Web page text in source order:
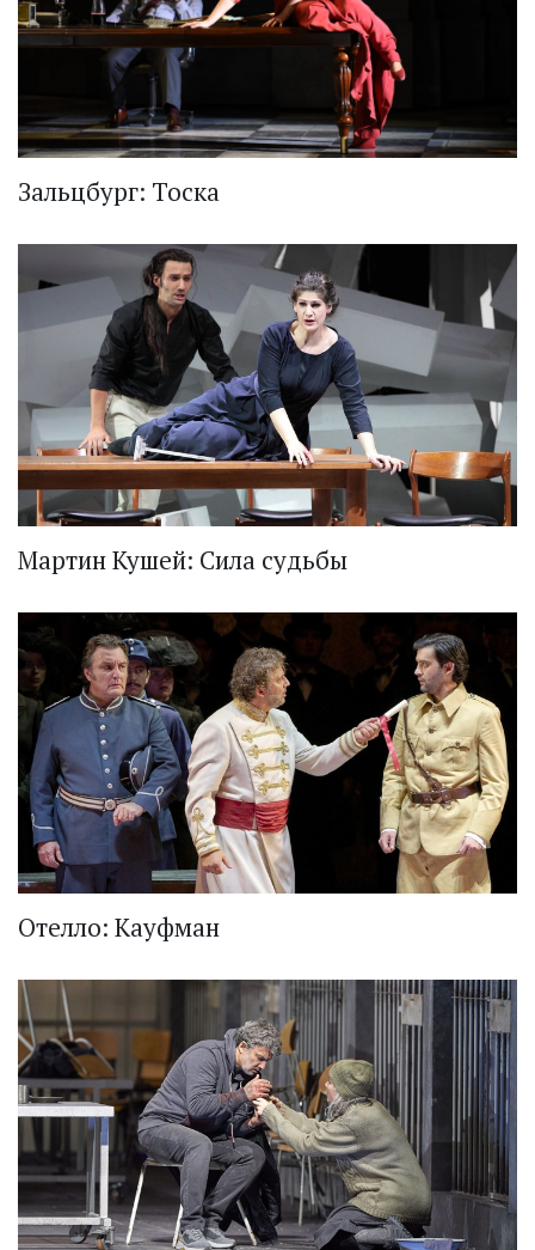
Зальцбург: Тоска
Мартин Кушей: Сила судьбы
Отелло: Кауфман